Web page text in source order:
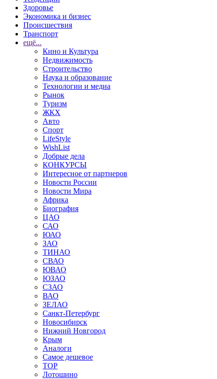
Здоровье
Экономика и бизнес
Происшествия
Транспорт
ещё...
Кино и Культура
Недвижимость
Строительство
Наука и образование
Технологии и медиа
Рынок
Туризм
ЖКХ
Авто
Спорт
LifeStyle
WishList
Добрые дела
КОНКУРСЫ
Интересное от партнеров
Новости России
Новости Мира
Африка
Биография
ЦАО
САО
ЮАО
ЗАО
ТИНАО
СВАО
ЮВАО
ЮЗАО
СЗАО
ВАО
ЗЕЛАО
Санкт-Петербург
Новосибирск
Нижний Новгород
Крым
Аналоги
Самое дешевое
TOP
Лотошино